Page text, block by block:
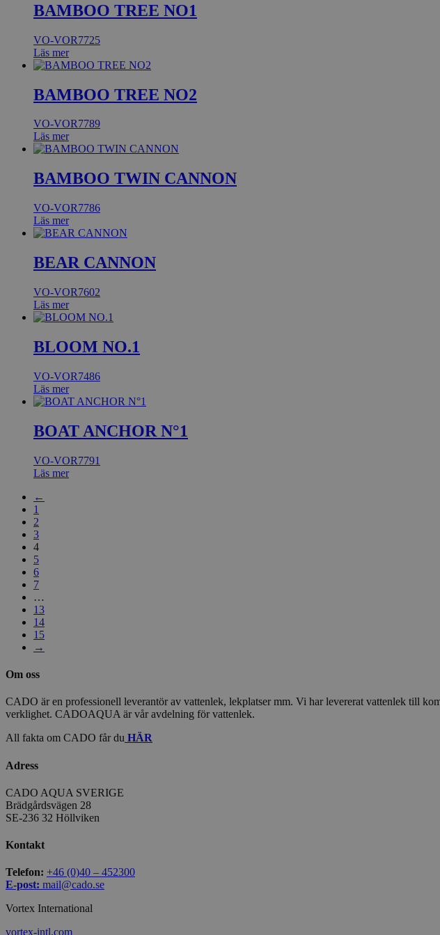
BAMBOO TREE NO1
VO-VOR7725
Läs mer
BAMBOO TREE NO2
VO-VOR7789
Läs mer
BAMBOO TWIN CANNON
VO-VOR7786
Läs mer
BEAR CANNON
VO-VOR7602
Läs mer
BLOOM NO.1
VO-VOR7486
Läs mer
BOAT ANCHOR N°1
VO-VOR7791
Läs mer
←
1
2
3
4
5
6
7
…
13
14
15
→
Om oss
CADO är en professionell leverantör av vattenlek, lekplatser mm. Vi har levererat vattenlek till
verklighet. CADOAQUA är vår avdelning för vattenlek.
All fakta om CADO får du HÄR
Adress
CADO AQUA SVERIGE
Brädgårdsvägen 28
SE-236 32 Höllviken
Kontakt
Telefon: +46 (0)40 – 452300
E-post: mail@cado.se
Vortex International
vortex-intl.com